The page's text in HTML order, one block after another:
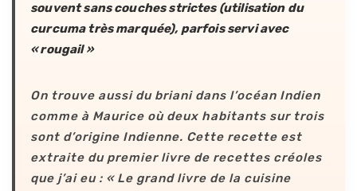
souvent sans couches strictes (utilisation du
curcuma très marquée), parfois servi avec
« rougail »
On trouve aussi du briani dans l’océan Indien
comme à Maurice où deux habitants sur trois
sont d’origine Indienne. Cette recette est
extraite du premier livre de recettes créoles
que j’ai eu : « Le grand livre de la cuisine